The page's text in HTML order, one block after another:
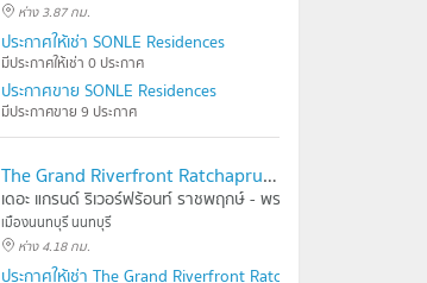
ห่าง 3.87 กม.
ประกาศให้เช่า SONLE Residences
มีประกาศให้เช่า 0 ประกาศ
ประกาศขาย SONLE Residences
มีประกาศขาย 9 ประกาศ
The Grand Riverfront Ratchapruek - Rama 5
เดอะ แกรนด์ ริเวอร์ฟร้อนท์ ราชพฤกษ์ - พระราม 5
เมืองนนทบุรี นนทบุรี
ห่าง 4.18 กม.
ประกาศให้เช่า The Grand Riverfront Ratchapruek - Rama 5